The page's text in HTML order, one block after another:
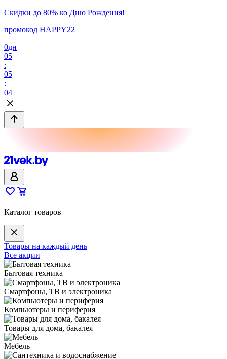
Скидки до 80% ко Дню Рождения!
промокод HAPPY22
0дн
05
:
05
:
04
Каталог товаров
Товары на каждый день
Все акции
Бытовая техника
Смартфоны, ТВ и электроника
Компьютеры и периферия
Товары для дома, бакалея
Мебель